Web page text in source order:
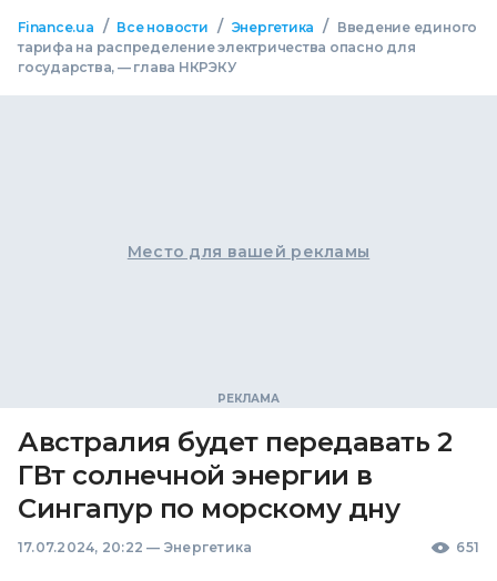
Finance.ua / Все новости / Энергетика /
Введение единого
тарифа на распределение электричества опасно для
государства, — глава НКРЭКУ
Место для вашей рекламы
Австралия будет передавать 2
ГВт солнечной энергии в
Сингапур по морскому дну
17.07.2024, 20:22 — Энергетика 651